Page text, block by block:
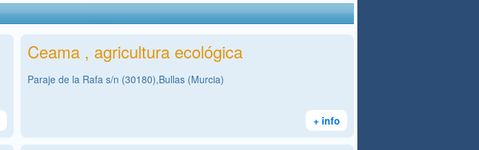
Ceama , agricultura ecológica
Paraje de la Rafa s/n (30180),Bullas (Murcia)
+ info